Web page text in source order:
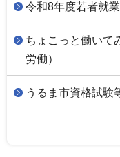
令和8年度若者就
ちょこっと働い
労働）
うるま市資格試験